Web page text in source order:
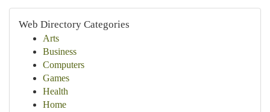
Web Directory Categories
Arts
Business
Computers
Games
Health
Home